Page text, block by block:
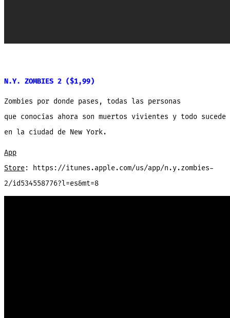
N.Y. ZOMBIES 2 ($1,99)
Zombies por donde pases, todas las personas
que conocías ahora son muertos vivientes y todo sucede
en la ciudad de New York.
App
Store: https://itunes.apple.com/us/app/n.y.zombies-
2/id534558776?l=es&mt=8